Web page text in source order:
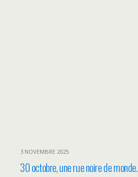
3 NOVEMBRE 2025
30 octobre, une rue noire de monde.